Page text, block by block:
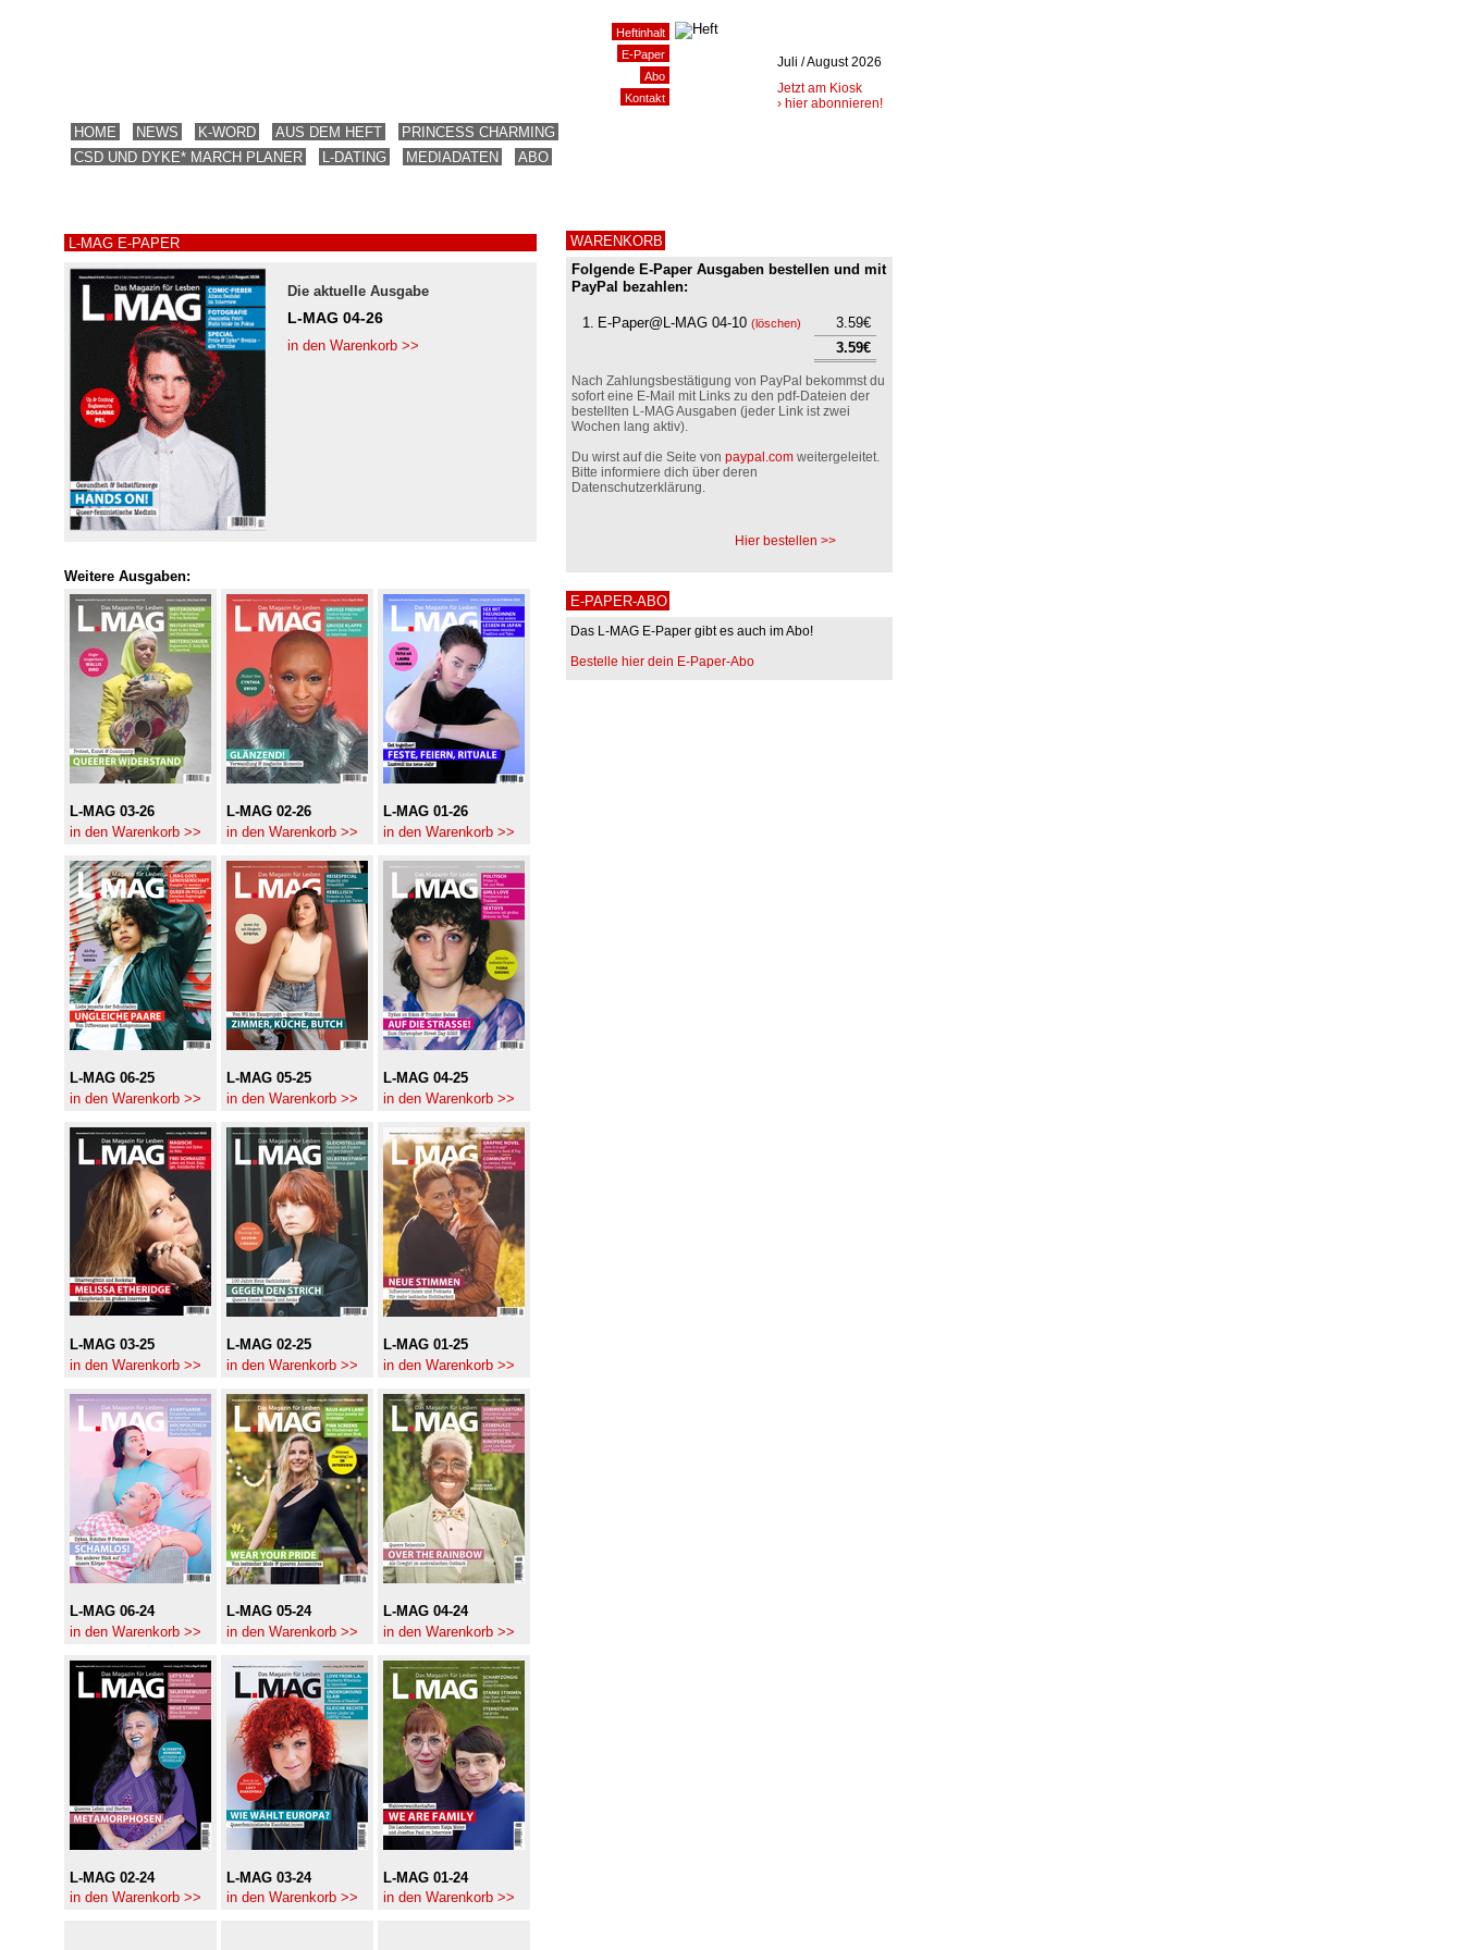
HOME NEWS K-WORD AUS DEM HEFT
PRINCESS CHARMING
CSD UND DYKE* MARCH PLANER
L-DATING MEDIADATEN ABO
L-MAG E-PAPER
Die aktuelle Ausgabe
L-MAG 04-26
in den Warenkorb >>
Weitere Ausgaben:
L-MAG 03-26
in den Warenkorb >>
L-MAG 02-26
in den Warenkorb >>
L-MAG 01-26
in den Warenkorb >>
L-MAG 06-25
in den Warenkorb >>
L-MAG 05-25
in den Warenkorb >>
L-MAG 04-25
in den Warenkorb >>
L-MAG 03-25
in den Warenkorb >>
L-MAG 02-25
in den Warenkorb >>
L-MAG 01-25
in den Warenkorb >>
L-MAG 06-24
in den Warenkorb >>
L-MAG 05-24
in den Warenkorb >>
L-MAG 04-24
in den Warenkorb >>
L-MAG 02-24
in den Warenkorb >>
L-MAG 03-24
in den Warenkorb >>
L-MAG 01-24
in den Warenkorb >>
WARENKORB
Folgende E-Paper Ausgaben bestellen und mit
PayPal bezahlen:
1. E-Paper@L-MAG 04-10 (löschen)
3.59€
3.59€
Nach Zahlungsbestätigung von PayPal bekommst du
sofort eine E-Mail mit Links zu den pdf-Dateien der
bestellten L-MAG Ausgaben (jeder Link ist zwei
Wochen lang aktiv).
Du wirst auf die Seite von paypal.com weitergeleitet.
Bitte informiere dich über deren
Datenschutzerklärung.
Hier bestellen >>
E-PAPER-ABO
Das L-MAG E-Paper gibt es auch im Abo!
Bestelle hier dein E-Paper-Abo
Heftinhalt
E-Paper
Abo
Kontakt
Juli / August 2026
Jetzt am Kiosk
› hier abonnieren!